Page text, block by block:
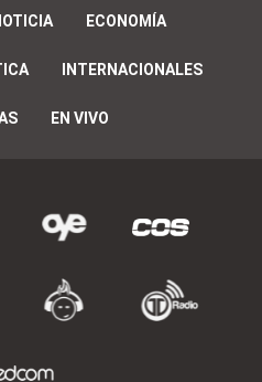
ECONOMÍA
INTERNACIONALES
EN VIVO